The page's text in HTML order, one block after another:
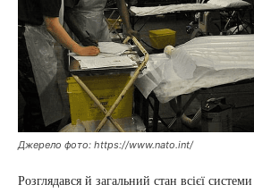
Джерело фото: https://www.nato.int/
Розглядався й загальний стан всієї